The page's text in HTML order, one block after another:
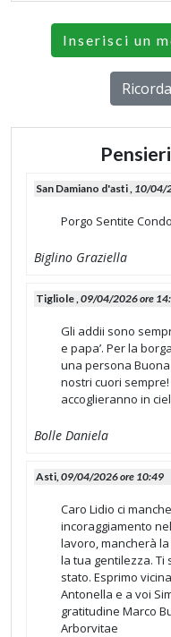
Inserisci un
San Damiano d'asti , 10/04/
Porgo Sentite
Biglino Graziella
Tigliole ,09/04/2026 ore
Gli addii sono
e papa’. Per la
una persona
nostri cuori sempre!
accoglieranno in
Bolle Daniela
Asti,09/04/2026 ore 10:49
Caro Lidio ci
incoraggiamento
lavoro, mancherà
la tua gentilezza. Ti
stato. Esprimo
Antonella e a voi
gratitudine Marco
Arborvitae